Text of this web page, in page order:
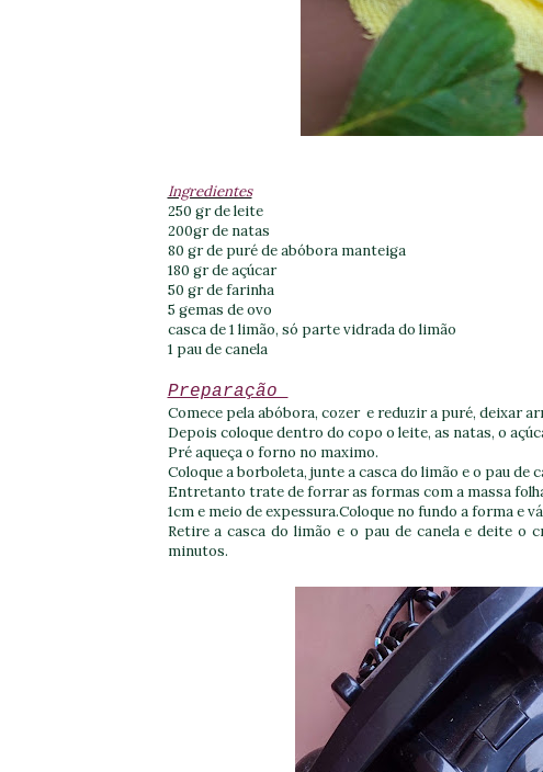
Ingredientes
250 gr de leite
200gr de natas
80 gr de puré de abóbora manteiga
180 gr de açúcar
50 gr de farinha
5 gemas de ovo
casca de 1 limão, só parte vidrada do limão
1 pau de canela
Preparação
Comece pela abóbora, cozer e reduzir a puré, deixar
Depois coloque dentro do copo o leite, as natas, o
Pré aqueça o forno no maximo.
Coloque a borboleta, junte a casca do limão e o pau de
Entretanto trate de forrar as formas com a massa
1cm e meio de expessura.Coloque no fundo a forma e
Retire a casca do limão e o pau de canela e deite o
minutos.